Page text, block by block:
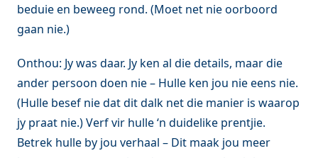
beduie en beweeg rond. (Moet net nie oorboord
gaan nie.)
Onthou: Jy was daar. Jy ken al die details, maar die
ander persoon doen nie – Hulle ken jou nie eens nie.
(Hulle besef nie dat dit dalk net die manier is waarop
jy praat nie.) Verf vir hulle ‘n duidelike prentjie.
Betrek hulle by jou verhaal – Dit maak jou meer